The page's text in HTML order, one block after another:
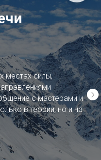
местах силы,
с мастерами и
в теории, но и на